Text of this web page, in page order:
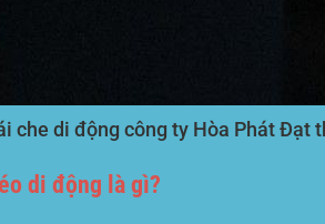
che di động công ty Hòa Phát Đạt
di động là gì?